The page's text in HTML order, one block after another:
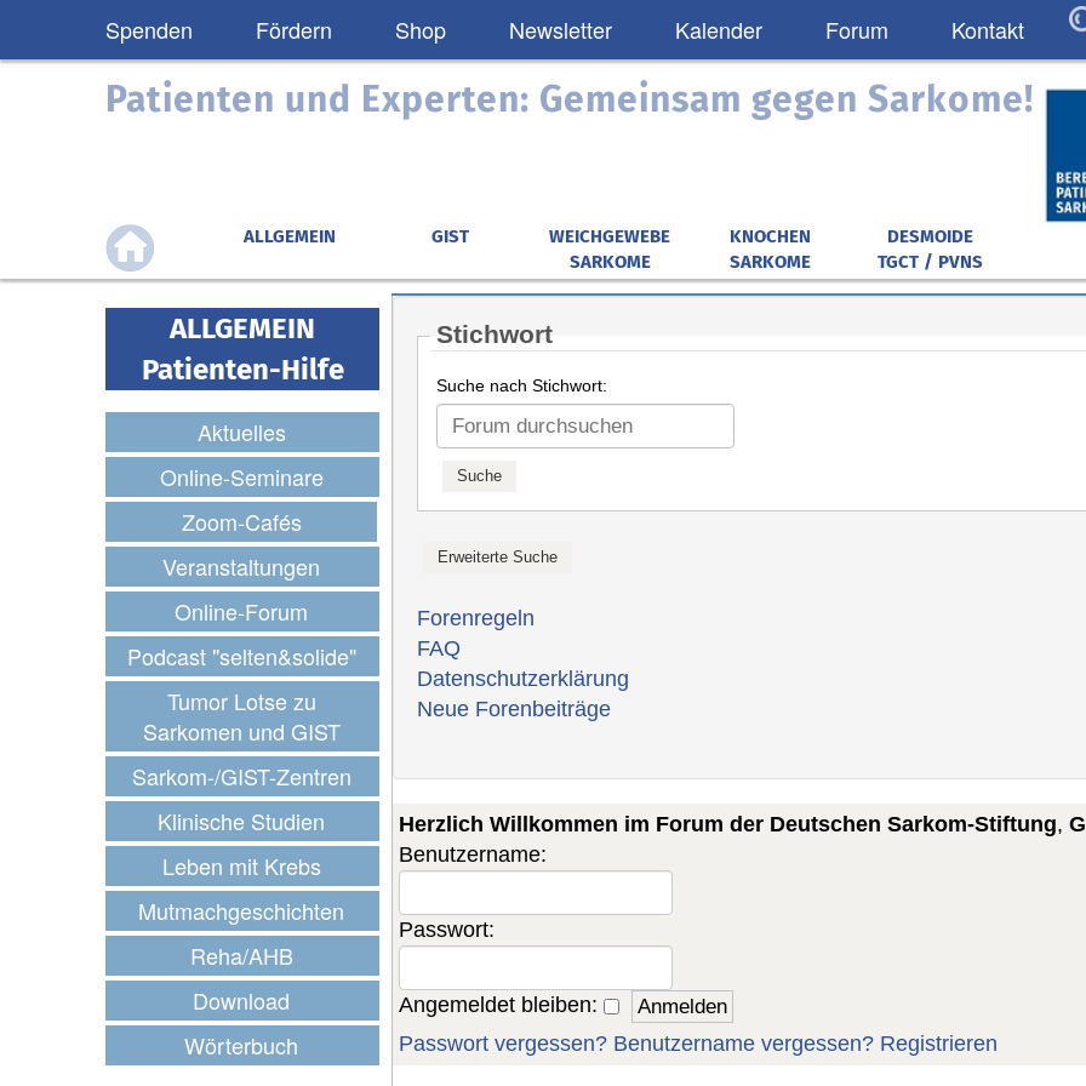
Spenden Fördern Shop Newsletter Kalender Forum Kontakt
Patienten und Experten: Gemeinsam gegen Sarkome!
ALLGEMEIN GIST
WEICHGEWEBE
SARKOME
KNOCHEN
SARKOME
DESMOIDE
TGCT / PVNS
ALLGEMEIN
Patienten-Hilfe
Aktuelles
Online-Seminare
Zoom-Cafés
Veranstaltungen
Online-Forum
Podcast "selten&solide"
Tumor Lotse zu
Sarkomen und GIST
Sarkom-/GIST-Zentren
Klinische Studien
Leben mit Krebs
Mutmachgeschichten
Reha/AHB
Download
Wörterbuch
Stichwort
Suche nach Stichwort:
Forenregeln
FAQ
Datenschutzerklärung
Neue Forenbeiträge
Herzlich Willkommen im Forum der Deutschen Sarkom-Stiftung,
Benutzername:
Passwort:
Angemeldet bleiben:
Passwort vergessen? Benutzername vergessen? Registrieren